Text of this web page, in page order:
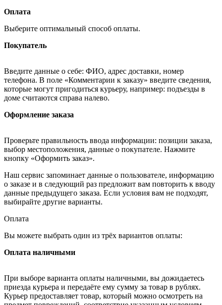
Оплата
Выберите оптимальный способ оплаты.
Покупатель
Введите данные о себе: ФИО, адрес доставки, номер
телефона. В поле «Комментарии к заказу» введите сведения,
которые могут пригодиться курьеру, например: подъезды в
доме считаются справа налево.
Оформление заказа
Проверьте правильность ввода информации: позиции заказа,
выбор местоположения, данные о покупателе. Нажмите
кнопку «Оформить заказ».
Наш сервис запоминает данные о пользователе, информацию
о заказе и в следующий раз предложит вам повторить к вводу
данные предыдущего заказа. Если условия вам не подходят,
выбирайте другие варианты.
Оплата
Вы можете выбрать один из трёх вариантов оплаты:
Оплата наличными
При выборе варианта оплаты наличными, вы дожидаетесь
приезда курьера и передаёте ему сумму за товар в рублях.
Курьер предоставляет товар, который можно осмотреть на